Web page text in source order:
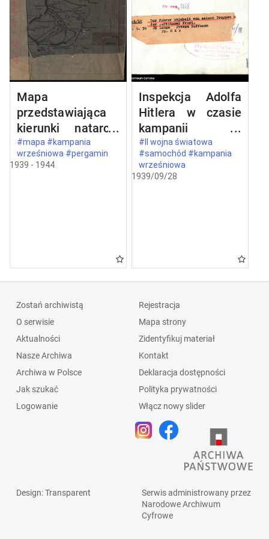
Mapa
przedstawiająca
kierunki natarcia
armii niemieckiej
na Polskę we
#mapa #kampania
wrześniowa #pergamin
1939 - 1944
Inspekcja Adolfa
Hitlera w czasie
kampanii
wrześniowej
#II wojna światowa
#samochód #kampania
wrześniowa
1939/09/28
Zostań archiwistą
O serwisie
Aktualności
Nasze Archiwa
Archiwa w Polsce
Jak szukać
Logowanie
Rejestracja
Mapa strony
Zidentyfikuj materiał
Kontakt
Deklaracja dostępności
Polityka prywatności
Włącz nowy slider
Design: Transparent
Serwis administrowany przez
Narodowe Archiwum
Cyfrowe